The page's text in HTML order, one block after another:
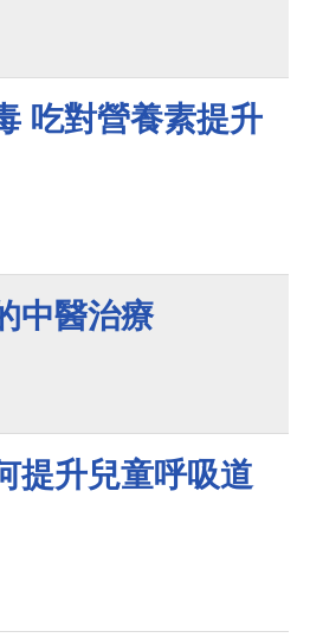
吃對營養素提升
中醫治療
提升兒童呼吸道